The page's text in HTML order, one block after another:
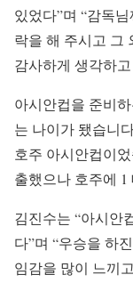
있었다”며 “감독
락을 해 주시고 그
감사하게 생각하
아시안컵을 준비
는 나이가 됐습니
호주 아시안컵이
출했으나 호주에
김진수는 “아시안
다”며 “우승을 하
임감을 많이 느끼